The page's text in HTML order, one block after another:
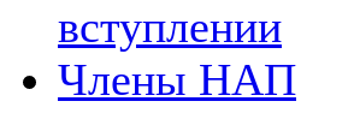
вступлении
Члены НАП